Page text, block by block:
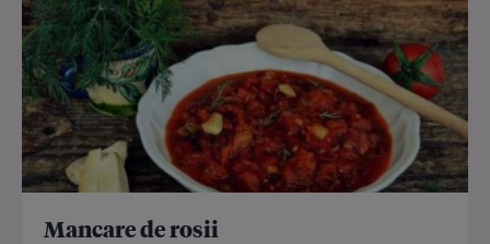
Mancare de rosii